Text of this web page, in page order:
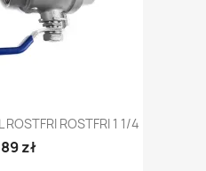
ROSTFRI 1 1/4
zł